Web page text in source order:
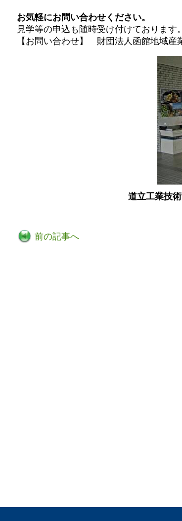
お気軽にお問い合わせください。
見学等の申込も随時受け付けております。
【お問い合わせ】 財団法人函館地域
道立工業技
前の記事へ